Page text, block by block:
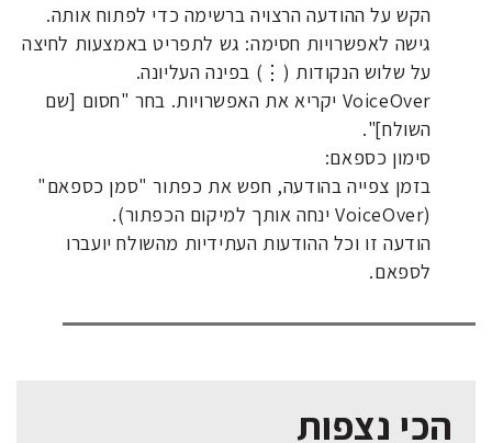
הקש על ההודעה הרצויה ברשימה כדי לפתוח אותה.
גישה לאפשרויות חסימה: גש לתפריט באמצעות לחיצה
על שלוש הנקודות (⋮) בפינה העליונה.
VoiceOver יקריא את האפשרויות. בחר "חסום [שם
השולח]".
סימון כספאם:
בזמן צפייה בהודעה, חפש את כפתור "סמן כספאם"
(VoiceOver ינחה אותך למיקום הכפתור).
הודעה זו וכל ההודעות העתידיות מהשולח יועברו
לספאם.
הכי נצפות